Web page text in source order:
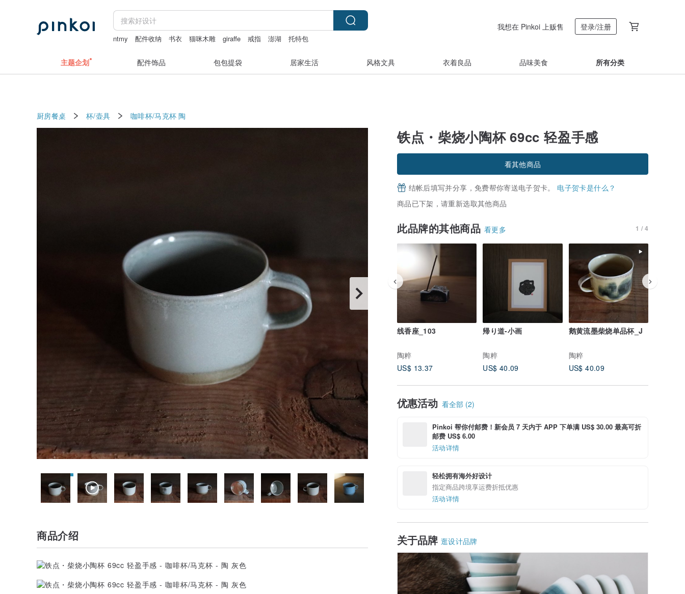
ntmy 配件收纳 书衣 猫咪木雕 giraffe 戒指 澎湖 托特包
我想在 Pinkoi 上贩售 登录/注册
主题企划 配件饰品 包包提袋 居家生活 风格文具 衣着良品 品味美食 所有分类
厨房餐桌 杯/壶具 咖啡杯/马克杯 陶
铁点・柴烧小陶杯 69cc 轻盈手感
看其他商品
结帐后填写并分享，免费帮你寄送电子贺卡。 电子贺卡是什么？
商品已下架，请重新选取其他商品
此品牌的其他商品 看更多 1 / 4
线香座_103
陶粹
US$ 13.37
帰り道-小画
陶粹
US$ 40.09
鹅黄流墨柴烧单品杯_J
陶粹
US$ 40.09
优惠活动 看全部 (2)
Pinkoi 帮你付邮费！新会员 7 天内于 APP 下单满 US$ 30.00 最高可折
邮费 US$ 6.00
活动详情
轻松拥有海外好设计
指定商品跨境享运费折抵优惠
活动详情
关于品牌 逛设计品牌
商品介绍